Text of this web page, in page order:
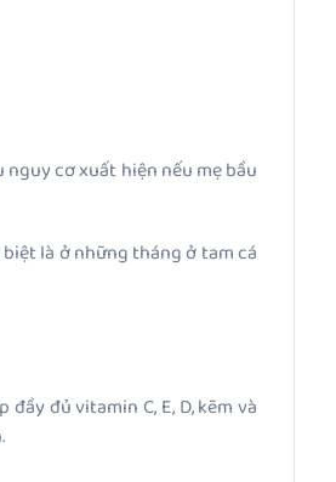
cơ xuất hiện nếu mẹ bầu
là ở những tháng ở tam cá
đủ vitamin C, E, D, kẽm và